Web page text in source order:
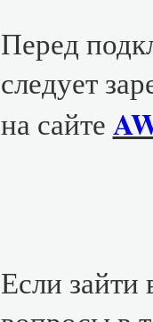
Перед
следует
на сайте
Если зайти